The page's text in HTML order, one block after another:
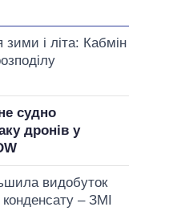
і літа: Кабмін
судно
дронів у
видобуток
– ЗМІ